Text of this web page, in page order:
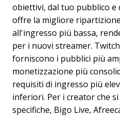
obiettivi, dal tuo pubblico e
offre la migliore
all'ingresso più bassa,
per i nuovi streamer.
forniscono i pubblici più
monetizzazione più
requisiti di ingresso più
inferiori. Per i creator che
specifiche, Bigo Live,